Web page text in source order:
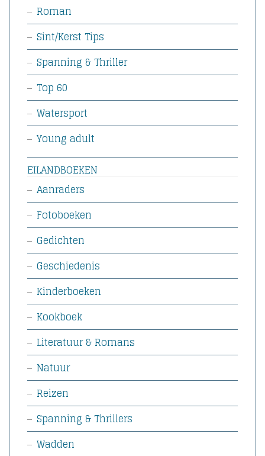
Roman
Sint/Kerst Tips
Spanning & Thriller
Top 60
Watersport
Young adult
EILANDBOEKEN
Aanraders
Fotoboeken
Gedichten
Geschiedenis
Kinderboeken
Kookboek
Literatuur & Romans
Natuur
Reizen
Spanning & Thrillers
Wadden